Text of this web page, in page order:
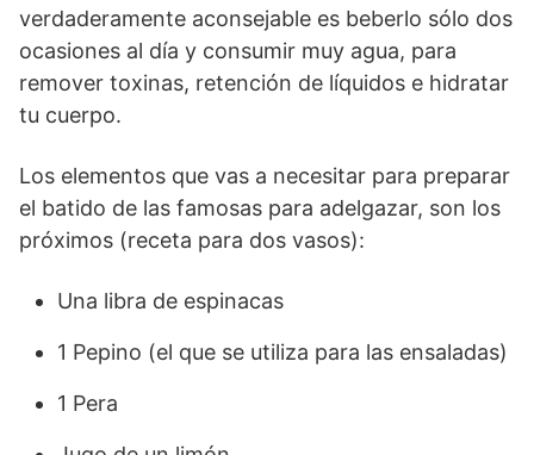
verdaderamente aconsejable es beberlo sólo dos
ocasiones al día y consumir muy agua, para
remover toxinas, retención de líquidos e hidratar
tu cuerpo.
Los elementos que vas a necesitar para preparar
el batido de las famosas para adelgazar, son los
próximos (receta para dos vasos):
Una libra de espinacas
1 Pepino (el que se utiliza para las ensaladas)
1 Pera